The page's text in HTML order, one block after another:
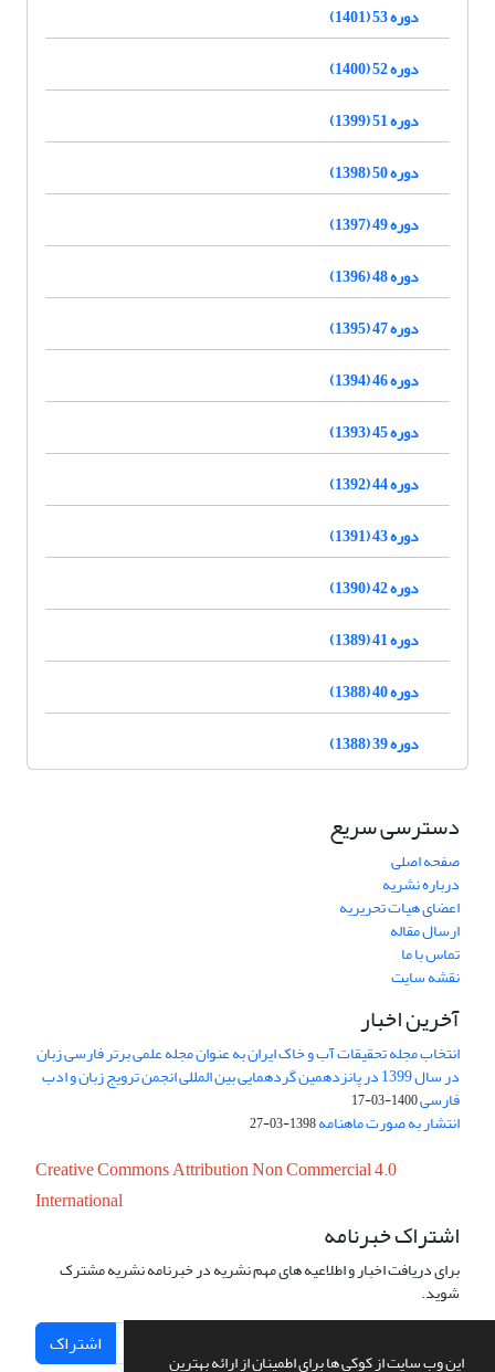
این وب سایت از کوکی ها برای اطمینان از ارائه بهترین
دوره 53 (1401)
دوره 52 (1400)
دوره 51 (1399)
دوره 50 (1398)
دوره 49 (1397)
دوره 48 (1396)
دوره 47 (1395)
دوره 46 (1394)
دوره 45 (1393)
دوره 44 (1392)
دوره 43 (1391)
دوره 42 (1390)
دوره 41 (1389)
دوره 40 (1388)
دوره 39 (1388)
دسترسی سریع
صفحه اصلی
درباره نشریه
اعضای هیات تحریریه
ارسال مقاله
تماس با ما
نقشه سایت
آخرین اخبار
انتخاب مجله تحقیقات آب و خاک ایران به عنوان مجله علمی برتر فارسی زبان
در سال 1399 در پانزدهمین گردهمایی بین المللی انجمن ترویج زبان و ادب
فارسی1400-03-17
انتشار به صورت ماهنامه1398-03-27
Creative Commons Attribution Non Commercial 4.0
International
اشتراک خبرنامه
برای دریافت اخبار و اطلاعیه های مهم نشریه در خبرنامه نشریه مشترک
شوید.
اشتراک